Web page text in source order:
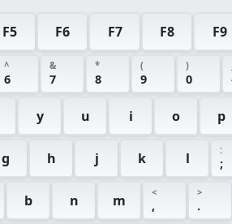
F5 F6 F7 F8 F9
^
6
&
7
*
8
(
9
)
0
y u i o p
g h j k l :
;
b n m <
,
>
.